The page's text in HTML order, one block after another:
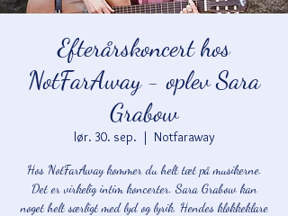
Efterårskoncert hos
NotFarAway - oplev Sara
Grabow
lør. 30. sep.
  |
Notfaraway
Hos NotFarAway kommer du helt tæt på musikerne.
Det er virkelig intim koncerter. Sara Grabow kan
noget helt særligt med lyd og lyrik. Hendes klokkeklare